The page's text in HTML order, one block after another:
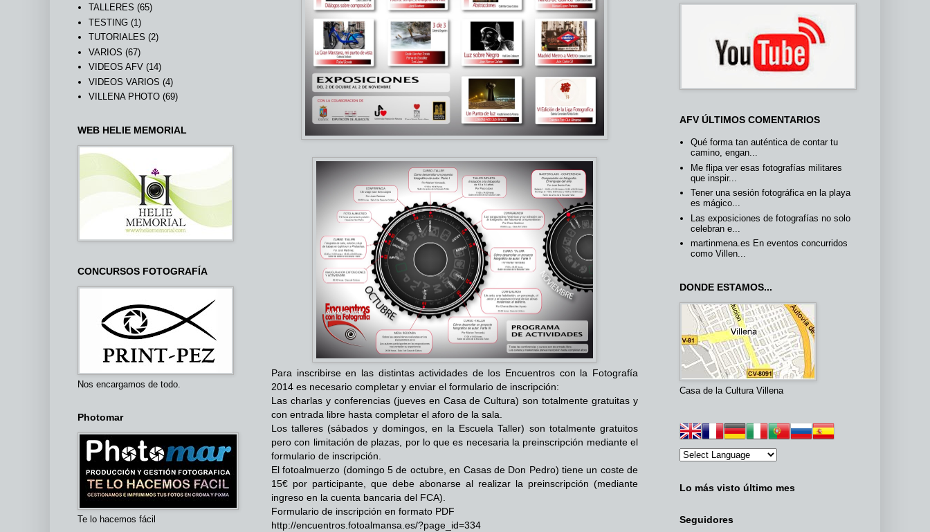
Para inscribirse en las distintas actividades de los Encuentros con la Fotografía
2014 es necesario completar y enviar el formulario de inscripción:
Las charlas y conferencias (jueves en Casa de Cultura) son totalmente gratuitas y
con entrada libre hasta completar el aforo de la sala.
Los talleres (sábados y domingos, en la Escuela Taller) son totalmente gratuitos
pero con limitación de plazas, por lo que es necesaria la preinscripción mediante el
formulario de inscripción.
El fotoalmuerzo (domingo 5 de octubre, en Casas de Don Pedro) tiene un coste de
15€ por participante, que debe abonarse al realizar la preinscripción (mediante
ingreso en la cuenta bancaria del FCA).
Formulario de inscripción en formato PDF
http://encuentros.fotoalmansa.es/?page_id=334
TALLERES (65)
TESTING (1)
TUTORIALES (2)
VARIOS (67)
VIDEOS AFV (14)
VIDEOS VARIOS (4)
VILLENA PHOTO (69)
WEB HELIE MEMORIAL
CONCURSOS FOTOGRAFÍA
Nos encargamos de todo.
Photomar
Te lo hacemos fácil
AFV ÚLTIMOS COMENTARIOS
Qué forma tan auténtica de contar tu
camino, engan...
Me flipa ver esas fotografías militares
que inspir...
Tener una sesión fotográfica en la playa
es mágico...
Las exposiciones de fotografías no solo
celebran e...
martinmena.es En eventos concurridos
como Villen...
DONDE ESTAMOS...
Casa de la Cultura Villena
Lo más visto último mes
Seguidores